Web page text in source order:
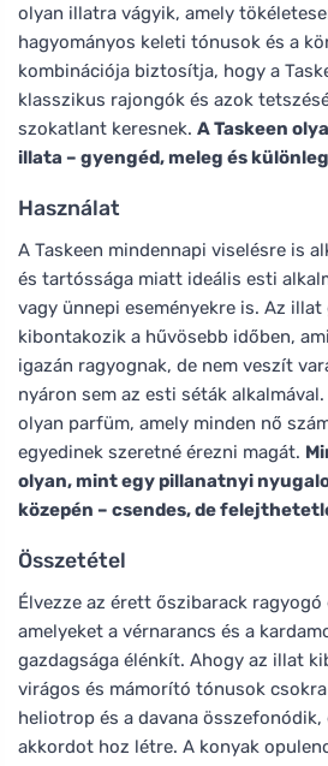
olyan illatra vágyik, amely
hagyományos keleti tónusok és a
kombinációja biztosítja, hogy a
klasszikus rajongók és azok
szokatlant keresnek. A Taskeen
illata – gyengéd, meleg és
Használat
A Taskeen mindennapi viselésre is
és tartóssága miatt ideális esti
vagy ünnepi eseményekre is. Az
kibontakozik a hűvösebb időben,
igazán ragyognak, de nem veszít
nyáron sem az esti séták
olyan parfüm, amely minden nő
egyedinek szeretné érezni magát.
olyan, mint egy pillanatnyi
közepén – csendes, de
Összetétel
Élvezze az érett őszibarack
amelyeket a vérnarancs és a
gazdagsága élénkít. Ahogy az illat
virágos és mámorító tónusok
heliotrop és a davana összefonódik,
akkordot hoz létre. A konyak